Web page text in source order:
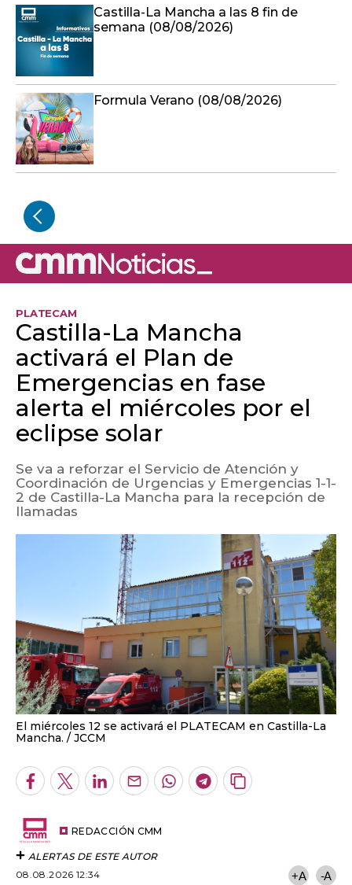
Castilla-La Mancha a las 8 fin de
semana (08/08/2026)
Formula Verano (08/08/2026)
PLATECAM
Castilla-La Mancha
activará el Plan de
Emergencias en fase
alerta el miércoles por el
eclipse solar
Se va a reforzar el Servicio de Atención y
Coordinación de Urgencias y Emergencias 1-1-
2 de Castilla-La Mancha para la recepción de
llamadas
El miércoles 12 se activará el PLATECAM en Castilla-La
Mancha.
JCCM
Facebook
TwitterLinkedInEnviarWhatsapp
Telegram
Copiar
REDACCIÓN CMM
ALERTAS DE ESTE AUTOR
08.08.2026 12:34
+A -A